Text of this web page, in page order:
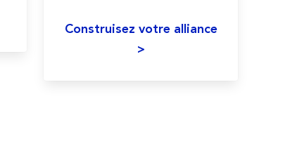
Construisez votre alliance
>